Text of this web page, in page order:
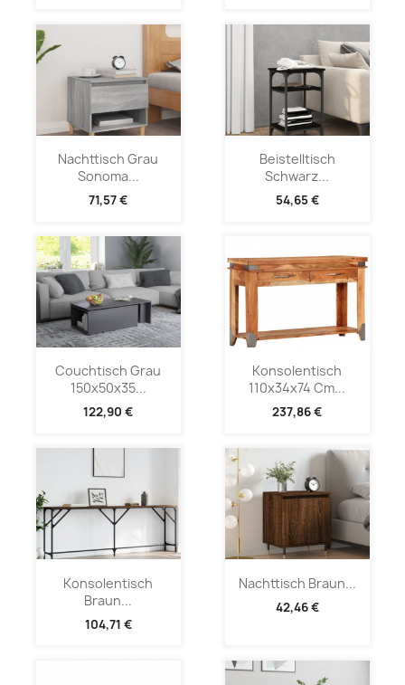
Nachttisch Grau
Sonoma...
71,57 €
Beistelltisch
Schwarz...
54,65 €
Couchtisch Grau
150x50x35...
122,90 €
Konsolentisch
110x34x74 Cm...
237,86 €
Konsolentisch
Braun...
104,71 €
Nachttisch Braun...
42,46 €